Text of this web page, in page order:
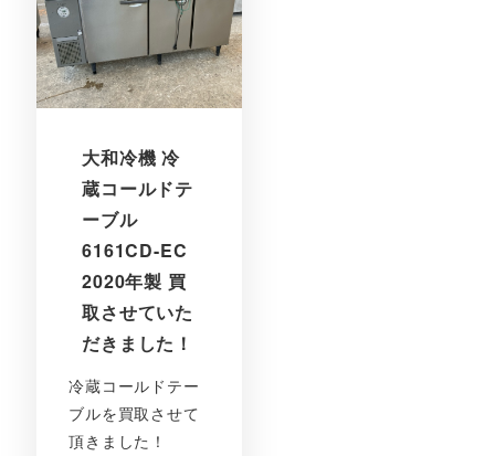
大和冷機 冷
蔵コールドテ
ーブル
6161CD-EC
2020年製 買
取させていた
だきました！
冷蔵コールドテー
ブルを買取させて
頂きました！